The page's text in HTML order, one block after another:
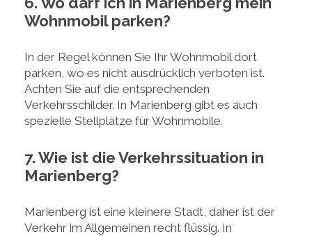
Wohnmobil parken?
In der Regel können Sie Ihr Wohnmobil dort
parken, wo es nicht ausdrücklich verboten ist.
Achten Sie auf die entsprechenden
Verkehrsschilder. In Marienberg gibt es auch
spezielle Stellplätze für Wohnmobile.
7. Wie ist die Verkehrssituation in
Marienberg?
Marienberg ist eine kleinere Stadt, daher ist der
Verkehr im Allgemeinen recht flüssig. In